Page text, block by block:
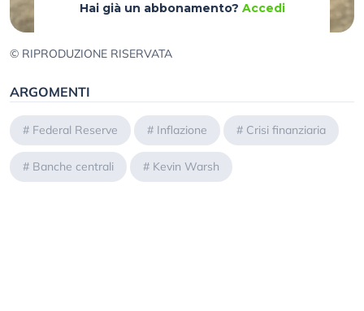
Hai già un abbonamento? Accedi
© RIPRODUZIONE RISERVATA
ARGOMENTI
# Federal Reserve # Inflazione # Crisi finanziaria
# Banche centrali # Kevin Warsh